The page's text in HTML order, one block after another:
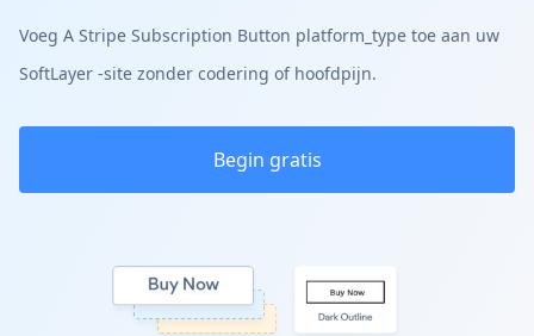
Voeg A Stripe Subscription Button platform_type toe aan uw
SoftLayer -site zonder codering of hoofdpijn.
Begin gratis